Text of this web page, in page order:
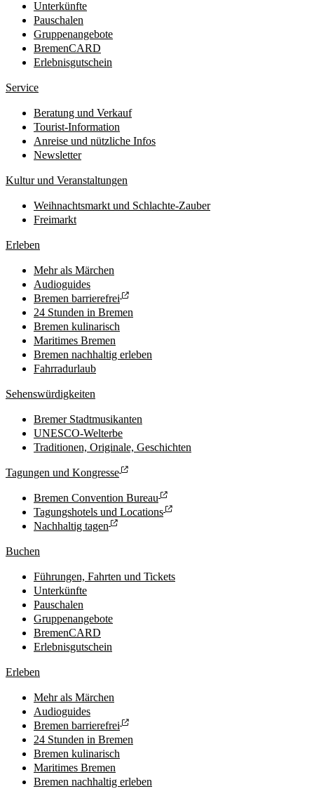
Unterkünfte
Pauschalen
Gruppenangebote
BremenCARD
Erlebnisgutschein
Service
Beratung und Verkauf
Tourist-Information
Anreise und nützliche Infos
Newsletter
Kultur und Veranstaltungen
Weihnachtsmarkt und Schlachte-Zauber
Freimarkt
Erleben
Mehr als Märchen
Audioguides
Bremen barrierefrei
24 Stunden in Bremen
Bremen kulinarisch
Maritimes Bremen
Bremen nachhaltig erleben
Fahrradurlaub
Sehenswürdigkeiten
Bremer Stadtmusikanten
UNESCO-Welterbe
Traditionen, Originale, Geschichten
Tagungen und Kongresse
Bremen Convention Bureau
Tagungshotels und Locations
Nachhaltig tagen
Buchen
Führungen, Fahrten und Tickets
Unterkünfte
Pauschalen
Gruppenangebote
BremenCARD
Erlebnisgutschein
Erleben
Mehr als Märchen
Audioguides
Bremen barrierefrei
24 Stunden in Bremen
Bremen kulinarisch
Maritimes Bremen
Bremen nachhaltig erleben